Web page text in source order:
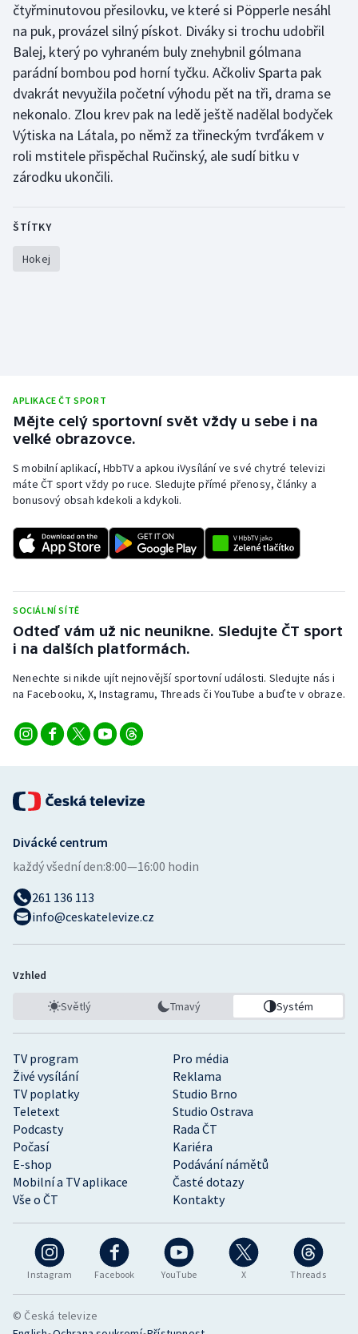
Vodní slalom
Volejbal
Ostatní
čtyřminutovou přesilovku, ve které si Pöpperle nesáhl
na puk, provázel silný pískot. Diváky si trochu udobřil
Balej, který po vyhraném buly znehybnil gólmana
parádní bombou pod horní tyčku. Ačkoliv Sparta pak
dvakrát nevyužila početní výhodu pět na tři, drama se
nekonalo. Zlou krev pak na ledě ještě nadělal bodyček
Výtiska na Látala, po němž za třineckým tvrďákem v
roli mstitele přispěchal Ručinský, ale sudí bitku v
zárodku ukončili.
ŠTÍTKY
Hokej
APLIKACE ČT SPORT
Mějte celý sportovní svět vždy u sebe i na
velké obrazovce.
S mobilní aplikací, HbbTV a apkou iVysílání ve své chytré televizi
máte ČT sport vždy po ruce. Sledujte přímé přenosy, články a
bonusový obsah kdekoli a kdykoli.
SOCIÁLNÍ SÍTĚ
Odteď vám už nic neunikne. Sledujte ČT sport
i na dalších platformách.
Nenechte si nikde ujít nejnovější sportovní události. Sledujte nás i
na Facebooku, X, Instagramu, Threads či YouTube a buďte v obraze.
Instagram Facebook YouTube X Threads
TV program
Pro média
Živé vysílání
Reklama
TV poplatky
Studio Brno
Teletext
Studio Ostrava
Podcasty
Rada ČT
Počasí
Kariéra
E-shop
Podávání námětů
Mobilní a TV aplikace
Časté dotazy
Vše o ČT
Kontakty
Divácké centrum
každý všední den:8:00—16:00 hodin
261 136 113
info@ceskatelevize.cz
Vzhled
Světlý Tmavý Systém
© Česká televize